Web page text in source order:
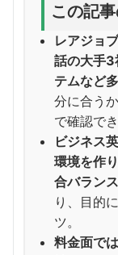
この記
レアジョ
話の大手3
テムなど
分に合う
で確認でき
ビジネス
環境を作
合バラン
り、目的
ツ。
料金面で